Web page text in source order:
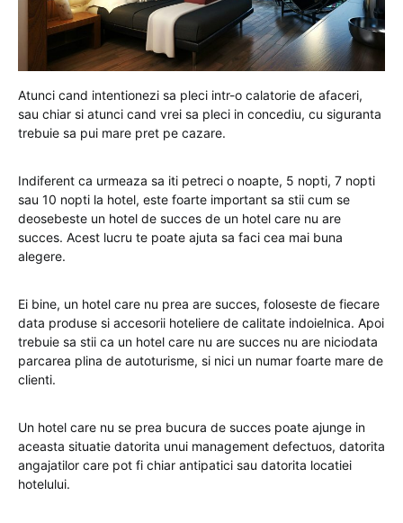
Atunci cand intentionezi sa pleci intr-o calatorie de afaceri,
sau chiar si atunci cand vrei sa pleci in concediu, cu siguranta
trebuie sa pui mare pret pe cazare.
Indiferent ca urmeaza sa iti petreci o noapte, 5 nopti, 7 nopti
sau 10 nopti la hotel, este foarte important sa stii cum se
deosebeste un hotel de succes de un hotel care nu are
succes. Acest lucru te poate ajuta sa faci cea mai buna
alegere.
Ei bine, un hotel care nu prea are succes, foloseste de fiecare
data produse si accesorii hoteliere de calitate indoielnica. Apoi
trebuie sa stii ca un hotel care nu are succes nu are niciodata
parcarea plina de autoturisme, si nici un numar foarte mare de
clienti.
Un hotel care nu se prea bucura de succes poate ajunge in
aceasta situatie datorita unui management defectuos, datorita
angajatilor care pot fi chiar antipatici sau datorita locatiei
hotelului.